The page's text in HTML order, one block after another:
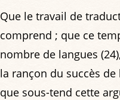
Que le travail de
comprend ; que ce
nombre de langues
la rançon du succès de
que sous-tend cette